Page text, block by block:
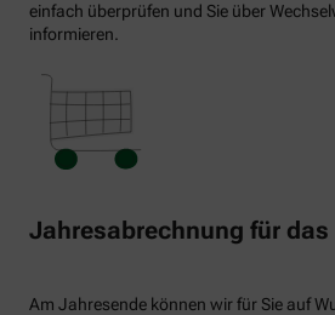
einfach überprüfen und Sie über
informieren.
Jahresabrechnung für
Am Jahresende können wir für Sie auf